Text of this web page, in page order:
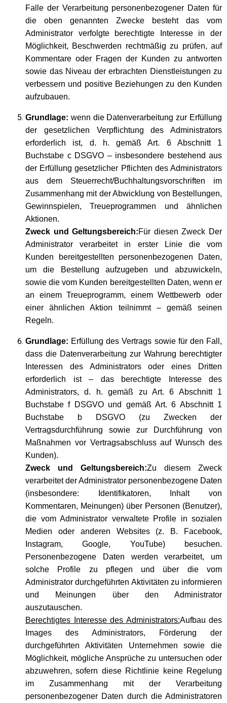
Falle der Verarbeitung personenbezogener Daten für
die oben genannten Zwecke besteht das vom
Administrator verfolgte berechtigte Interesse in der
Möglichkeit, Beschwerden rechtmäßig zu prüfen, auf
Kommentare oder Fragen der Kunden zu antworten
sowie das Niveau der erbrachten Dienstleistungen zu
verbessern und positive Beziehungen zu den Kunden
aufzubauen.
Grundlage: wenn die Datenverarbeitung zur Erfüllung
der gesetzlichen Verpflichtung des Administrators
erforderlich ist, d. h. gemäß Art. 6 Abschnitt 1
Buchstabe c DSGVO – insbesondere bestehend aus
der Erfüllung gesetzlicher Pflichten des Administrators
aus dem Steuerrecht/Buchhaltungsvorschriften im
Zusammenhang mit der Abwicklung von Bestellungen,
Gewinnspielen, Treueprogrammen und ähnlichen
Aktionen.
Zweck und Geltungsbereich:Für diesen Zweck Der
Administrator verarbeitet in erster Linie die vom
Kunden bereitgestellten personenbezogenen Daten,
um die Bestellung aufzugeben und abzuwickeln,
sowie die vom Kunden bereitgestellten Daten, wenn er
an einem Treueprogramm, einem Wettbewerb oder
einer ähnlichen Aktion teilnimmt – gemäß seinen
Regeln.
Grundlage: Erfüllung des Vertrags sowie für den Fall,
dass die Datenverarbeitung zur Wahrung berechtigter
Interessen des Administrators oder eines Dritten
erforderlich ist – das berechtigte Interesse des
Administrators, d. h. gemäß zu Art. 6 Abschnitt 1
Buchstabe f DSGVO und gemäß Art. 6 Abschnitt 1
Buchstabe b DSGVO (zu Zwecken der
Vertragsdurchführung sowie zur Durchführung von
Maßnahmen vor Vertragsabschluss auf Wunsch des
Kunden).
Zweck und Geltungsbereich:Zu diesem Zweck
verarbeitet der Administrator personenbezogene Daten
(insbesondere: Identifikatoren, Inhalt von
Kommentaren, Meinungen) über Personen (Benutzer),
die vom Administrator verwaltete Profile in sozialen
Medien oder anderen Websites (z. B. Facebook,
Instagram, Google, YouTube) besuchen.
Personenbezogene Daten werden verarbeitet, um
solche Profile zu pflegen und über die vom
Administrator durchgeführten Aktivitäten zu informieren
und Meinungen über den Administrator
auszutauschen.
Berechtigtes Interesse des Administrators:Aufbau des
Images des Administrators, Förderung der
durchgeführten Aktivitäten Unternehmen sowie die
Möglichkeit, mögliche Ansprüche zu untersuchen oder
abzuwehren, sofern diese Richtlinie keine Regelung
im Zusammenhang mit der Verarbeitung
personenbezogener Daten durch die Administratoren